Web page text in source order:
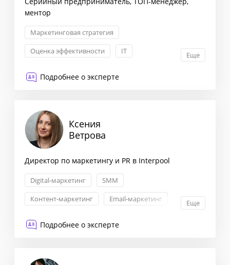
ментор
Маркетинговая стратегия
Оценка эффективности
IT
Еще
Подробнее о эксперте
Ксения
Ветрова
Директор по маркетингу и PR в Interpool
Digital-маркетинг
SMM
Контент-маркетинг
Email-маркетинг Еще
Подробнее о эксперте